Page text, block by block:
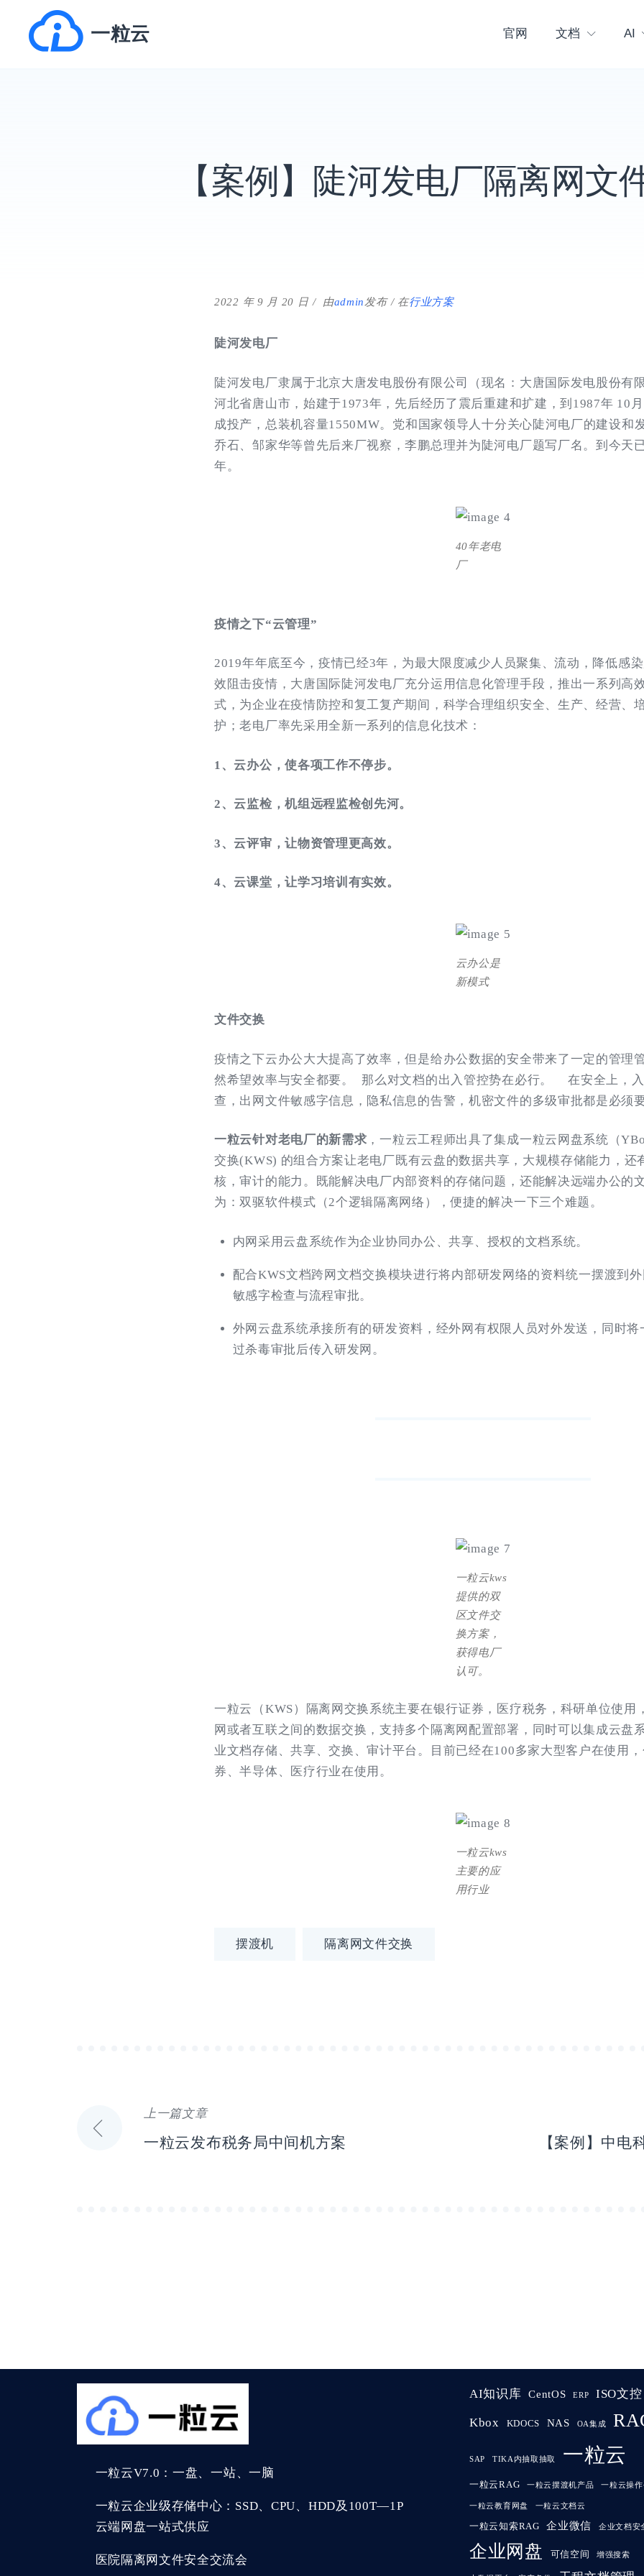
一粒云 官网 文档 AI
【案例】陡河发电厂隔离网文
2022 年 9 月 20 日 由admin发布 在行业方案
陡河发电厂
陡河发电厂隶属于北京大唐发电股份有限公司（现名：大唐国际发电股份有
河北省唐山市，始建于1973年，先后经历了震后重建和扩建，到1987年 10
成投产，总装机容量1550MW。党和国家领导人十分关心陡河电厂的建设和
乔石、邹家华等曾先后来厂视察，李鹏总理并为陡河电厂题写厂名。到今天
年。
40年老电
厂
疫情之下“云管理”
2019年年底至今，疫情已经3年，为最大限度减少人员聚集、流动，降低感
效阻击疫情，大唐国际陡河发电厂充分运用信息化管理手段，推出一系列高
式，为企业在疫情防控和复工复产期间，科学合理组织安全、生产、经营、
护；老电厂率先采用全新一系列的信息化技术：
1、云办公，使各项工作不停步。
2、云监检，机组远程监检创先河。
3、云评审，让物资管理更高效。
4、云课堂，让学习培训有实效。
云办公是
新模式
文件交换
疫情之下云办公大大提高了效率，但是给办公数据的安全带来了一定的管理
然希望效率与安全都要。 那么对文档的出入管控势在必行。 在安全上，
查，出网文件敏感字信息，隐私信息的告警，机密文件的多级审批都是必须
一粒云针对老电厂的新需求 ，一粒云工程师出具了集成一粒云网盘系统（
交换(KWS) 的组合方案让老电厂既有云盘的数据共享，大规模存储能力，还
核，审计的能力。既能解决电厂内部资料的存储问题，还能解决远端办公的
为：双驱软件模式（2个逻辑隔离网络），便捷的解决一下三个难题。
内网采用云盘系统作为企业协同办公、共享、授权的文档系统。
配合KWS文档跨网文档交换模块进行将内部研发网络的资料统一摆渡到
敏感字检查与流程审批。
外网云盘系统承接所有的研发资料，经外网有权限人员对外发送，同时将
过杀毒审批后传入研发网。
一粒云kws
提供的双
区文件交
换方案，
获得电厂
认可。
一粒云（KWS）隔离网交换系统主要在银行证券，医疗税务，科研单位使用
网或者互联之间的数据交换，支持多个隔离网配置部署，同时可以集成云盘
业文档存储、共享、交换、审计平台。目前已经在100多家大型客户在使用
券、半导体、医疗行业在使用。
一粒云kws
主要的应
用行业
摆渡机 隔离网文件交换
文
上一篇文章
一粒云发布税务局中间机方案 【案例】中电
一粒云V7.0：一盘、一站、一脑
一粒云企业级存储中心：SSD、CPU、HDD及100T—1P
云端网盘一站式供应
医院隔离网文件安全交流会
AI知识库 CentOS ERP ISO文控
Kbox KDOCS NAS OA集成
SAP TIKA内抽取抽取 一粒云
一粒云RAG 一粒云摆渡机产品 一粒云操作
一粒云教育网盘 一粒云文档云
一粒云知索RAG 企业微信 企业文档安
企业网盘 可信空间 增强搜索